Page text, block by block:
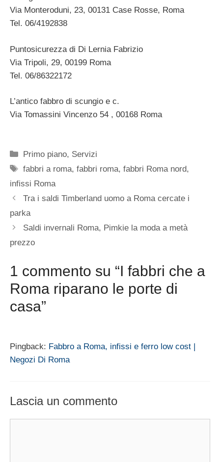
Via Monteroduni, 23, 00131 Case Rosse, Roma
Tel. 06/4192838
Puntosicurezza di Di Lernia Fabrizio
Via Tripoli, 29, 00199 Roma
Tel. 06/86322172
L’antico fabbro di scungio e c.
Via Tomassini Vincenzo 54 , 00168 Roma
Categorie
Primo piano, Servizi
Tag
fabbri a roma,fabbri roma,fabbri Roma nord,
infissi Roma
Tra i saldi Timberland uomo a Roma cercate i
parka
Saldi invernali Roma, Pimkie la moda a metà
prezzo
1 commento su “I fabbri che a
Roma riparano le porte di
casa”
Pingback: Fabbro a Roma, infissi e ferro low cost |
Negozi Di Roma
Lascia un commento